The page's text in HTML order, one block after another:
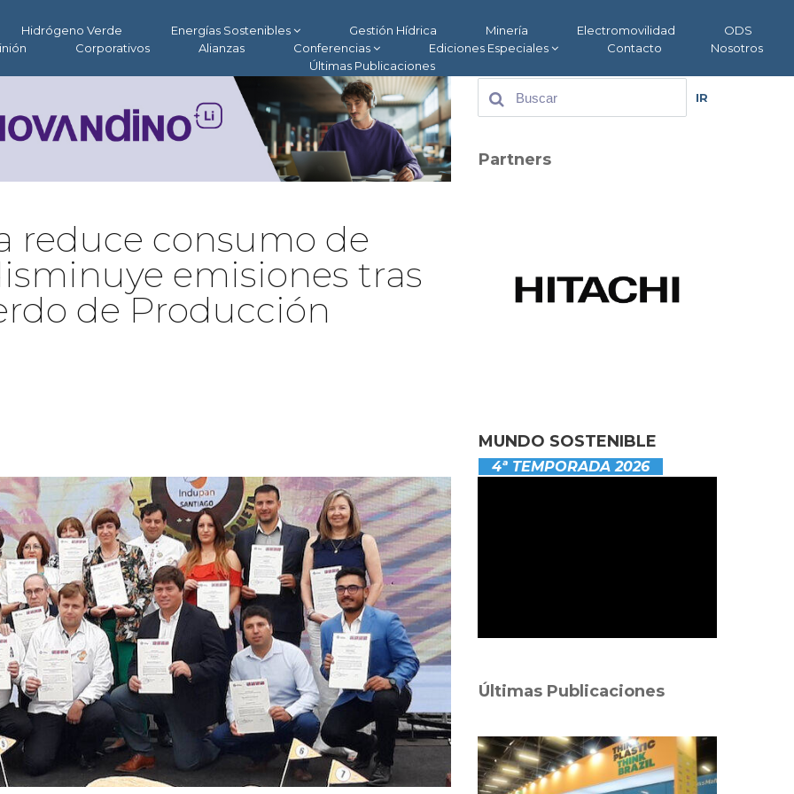
Hidrógeno Verde Energías Sostenibles Gestión Hídrica Minería Electromovilidad
ODS
Corporativos Alianzas Conferencias Ediciones Especiales Contacto
Nosotros
Últimas Publicaciones
reduce consumo de
emisiones tras
de Producción
IR
Partners
MUNDO SOSTENIBLE
4ª TEMPORADA 2026
Últimas Publicaciones